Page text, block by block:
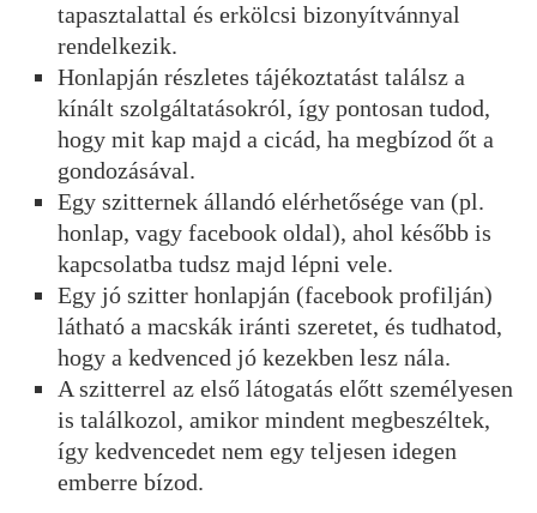
tapasztalattal és erkölcsi bizonyítvánnyal
rendelkezik.
Honlapján részletes tájékoztatást találsz a
kínált szolgáltatásokról, így pontosan tudod,
hogy mit kap majd a cicád, ha megbízod őt a
gondozásával.
Egy szitternek állandó elérhetősége van (pl.
honlap, vagy facebook oldal), ahol később is
kapcsolatba tudsz majd lépni vele.
Egy jó szitter honlapján (facebook profilján)
látható a macskák iránti szeretet, és tudhatod,
hogy a kedvenced jó kezekben lesz nála.
A szitterrel az első látogatás előtt személyesen
is találkozol, amikor mindent megbeszéltek,
így kedvencedet nem egy teljesen idegen
emberre bízod.